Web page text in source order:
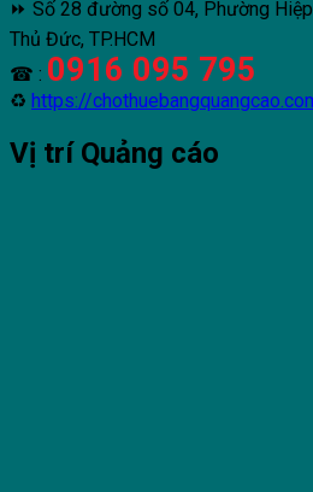
⏩ Số 28 đường số 04, Phường
Thủ Đức, TP.HCM
☎ : 0916 095 795
♻ https://
Vị trí Quảng cáo